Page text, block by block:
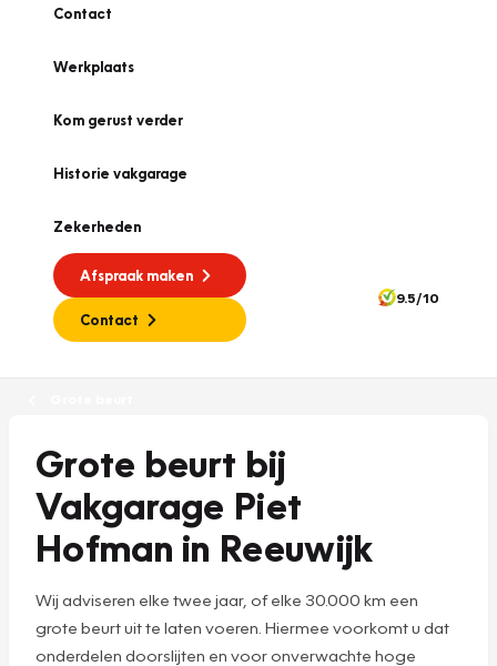
Contact
Werkplaats
Kom gerust verder
Historie vakgarage
Zekerheden
Afspraak maken
Contact
9.5/10
Grote beurt bij
Vakgarage Piet
Hofman in Reeuwijk
Wij adviseren elke twee jaar, of elke 30.000 km een
grote beurt uit te laten voeren. Hiermee voorkomt u dat
onderdelen doorslijten en voor onverwachte hoge